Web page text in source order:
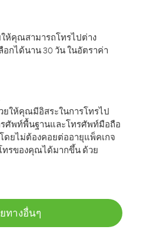
ห้คุณสามารถโทรไปต่าง
กได้นาน 30 วัน ในอัตราค่า
ยให้คุณมีอิสระในการโทรไป
รศัพท์พื้นฐานและโทรศัพท์มือถือ
ดยไม่ต้องคอยต่ออายุแพ็คเกจ
รของคุณได้มากขึ้น ด้วย
ทางอื่นๆ